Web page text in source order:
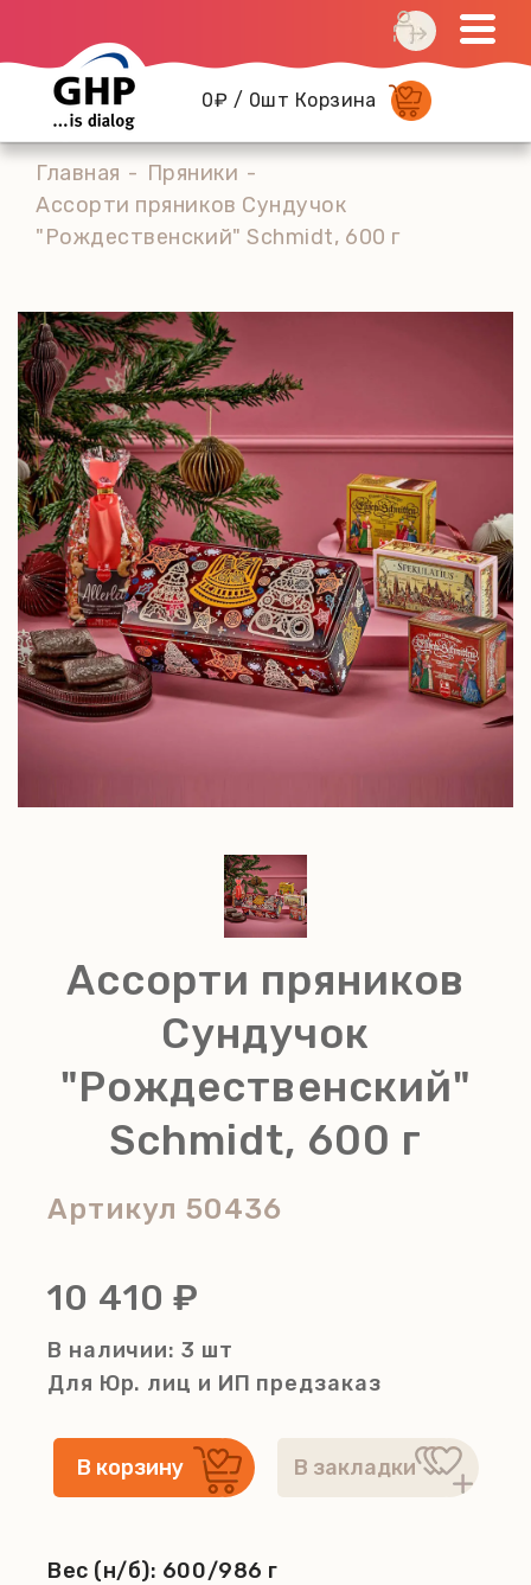
0₽ / 0шт Корзина
Главная
Пряники
Ассорти пряников Сундучок
"Рождественский" Schmidt, 600 г
Ассорти пряников
Сундучок
"Рождественский"
Schmidt, 600 г
Артикул50436
10 410 ₽
В наличии: 3 шт
Для Юр. лиц и ИП предзаказ
Вес (н/б): 600/986 г